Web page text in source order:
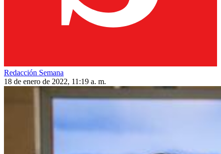
Redacción Semana
18 de enero de 2022, 11:19 a. m.